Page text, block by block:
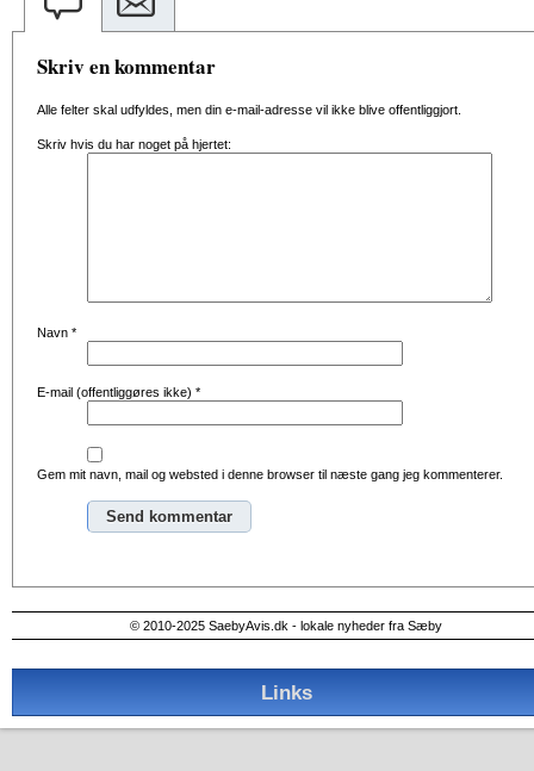
Skriv en kommentar
Alle felter skal udfyldes, men din e-mail-adresse vil ikke blive offentliggjort.
Skriv hvis du har noget på hjertet:
Navn *
E-mail (offentliggøres ikke) *
Gem mit navn, mail og websted i denne browser til næste gang jeg kommenterer.
© 2010-2025 SaebyAvis.dk - lokale nyheder fra Sæby
Links